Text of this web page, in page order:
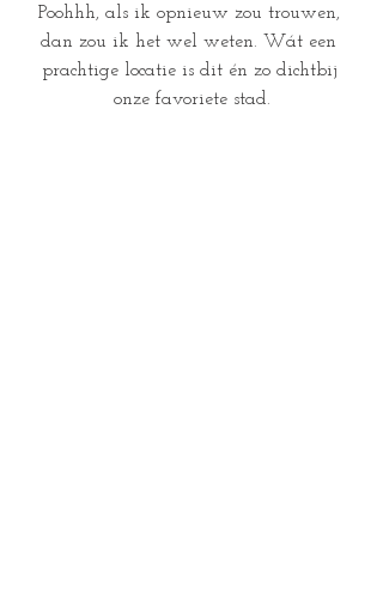
Poohhh, als ik opnieuw zou trouwen,
dan zou ik het wel weten. Wát een
prachtige locatie is dit én zo dichtbij
onze favoriete stad.